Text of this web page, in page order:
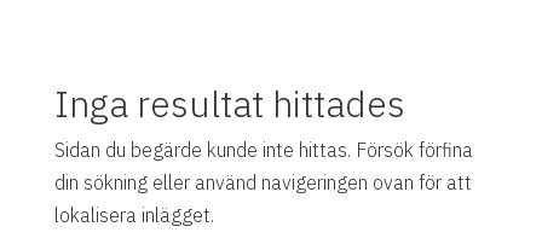
Inga resultat hittades
Sidan du begärde kunde inte hittas. Försök förfina
din sökning eller använd navigeringen ovan för att
lokalisera inlägget.